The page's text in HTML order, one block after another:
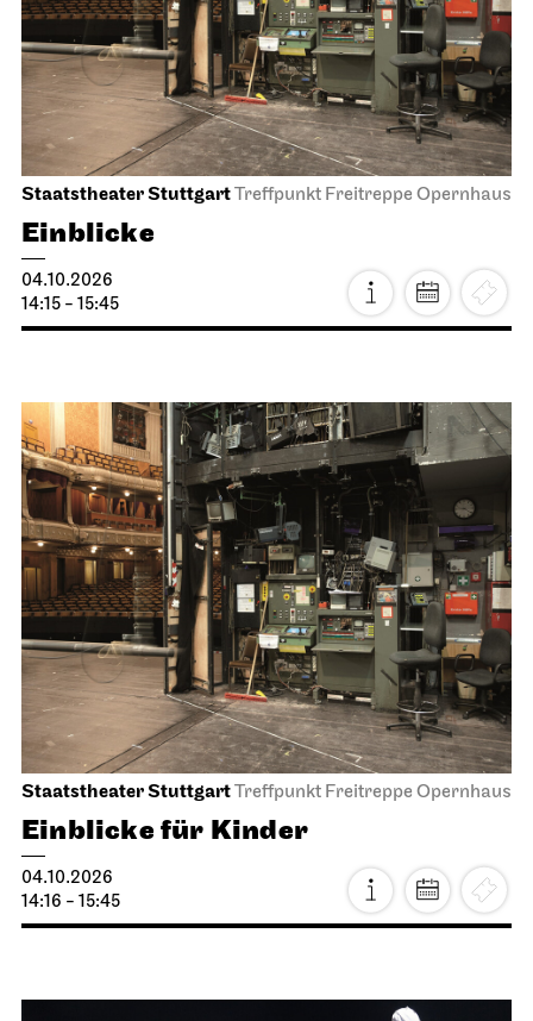
Staatstheater StuttgartTreffpunkt Freitreppe Opernhaus
Einblicke
04.10.2026
14:15 - 15:45
Staatstheater StuttgartTreffpunkt Freitreppe Opernhaus
Einblicke für Kinder
04.10.2026
14:16 - 15:45